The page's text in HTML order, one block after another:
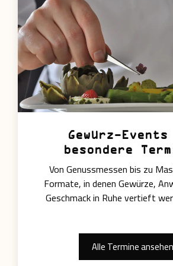
Gewürz-Events
besondere
Von Genussmessen bis zu
Formate, in denen Gewürze,
Geschmack in Ruhe vertieft
Alle Termine ansehen